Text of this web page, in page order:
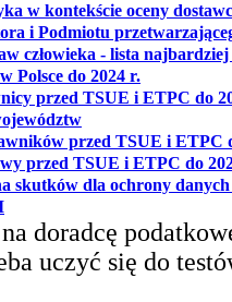
w kontekście oceny
i Podmiotu
człowieka - lista
Polsce do 2024 r.
przed TSUE i ETPC do
otwiera się w nowej
przed TSUE i ETPC
przed TSUE i ETPC do
skutków dla ochrony danych
otwiera się w nowej karcie
doradcę
uczyć się do